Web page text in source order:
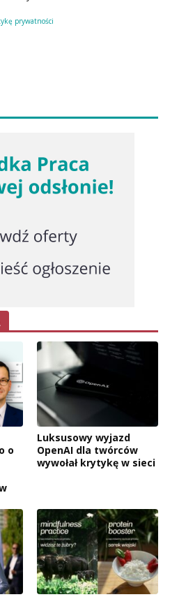
prywatności
o
Luksusowy wyjazd
OpenAI dla twórców
wywołał krytykę w sieci